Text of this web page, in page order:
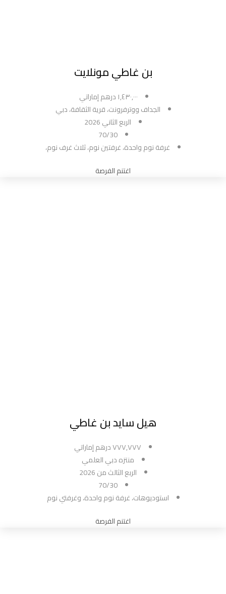
بن غاطي مونلايت
١,٤٣٠,٠٠٠ درهم إماراتي
الجداف ووترفرونت، قرية الثقافة، دبي
الربع الثاني 2026
70/30
غرفة نوم واحدة، غرفتين نوم، ثلاث غرف نوم،
اغتنم الفرصة
هيل سايد بن غاطي
٧٧٧,٧٧٧ درهم إماراتي
منتزه دبي العلمي
الربع الثالث من 2026
70/30
استوديوهات، غرفة نوم واحدة، وغرفتي نوم
اغتنم الفرصة